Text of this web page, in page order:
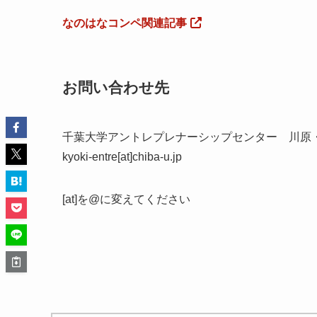
なのはなコンペ関連記事
お問い合わせ先
千葉大学アントレプレナーシップセンター 川原
kyoki-entre[at]chiba-u.jp
[at]を@に変えてください